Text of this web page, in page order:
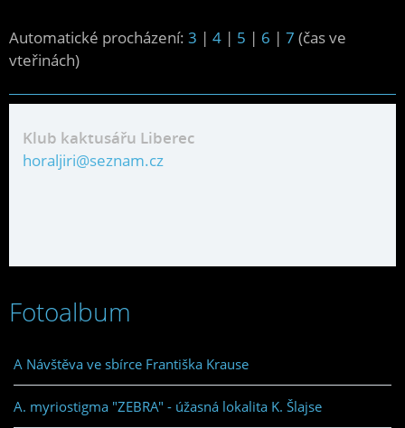
Automatické procházení: 3 | 4 | 5 | 6 | 7 (čas ve
vteřinách)
Klub kaktusářu Liberec
horaljiri@seznam.cz
Fotoalbum
A Návštěva ve sbírce Františka Krause
A. myriostigma "ZEBRA" - úžasná lokalita K. Šlajse